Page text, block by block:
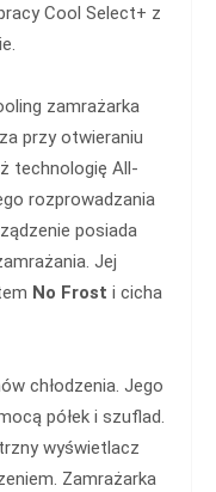
Cool Select+ z
zamrażarka
przy otwieraniu
technologię All-
rozprowadzania
posiada
Jej
No Frost i cicha
chłodzenia. Jego
półek i szuflad.
wyświetlacz
Zamrażarka